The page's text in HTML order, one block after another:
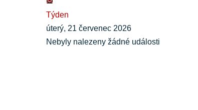
Týden
úterý, 21 červenec 2026
Nebyly nalezeny žádné události